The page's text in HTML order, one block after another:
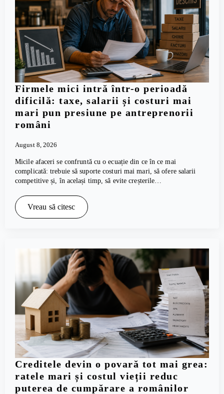
Firmele mici intră într-o perioadă
dificilă: taxe, salarii și costuri mai
mari pun presiune pe antreprenorii
români
August 8, 2026
Micile afaceri se confruntă cu o ecuație din ce în ce mai
complicată: trebuie să suporte costuri mai mari, să ofere salarii
competitive și, în același timp, să evite creșterile…
Vreau să citesc
Creditele devin o povară tot mai grea:
ratele mari și costul vieții reduc
puterea de cumpărare a românilor